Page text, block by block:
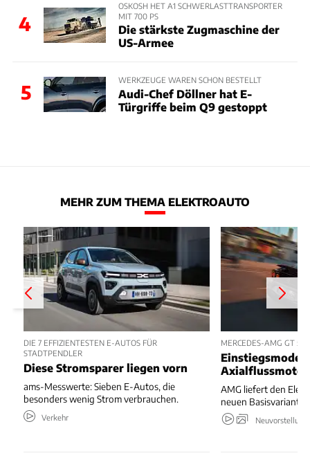
4
OSKOSH HET A1 SCHWERLASTTRANSPORTER
MIT 700 PS
Die stärkste Zugmaschine der
US-Armee
5
WERKZEUGE WAREN SCHON BESTELLT
Audi-Chef Döllner hat E-
Türgriffe beim Q9 gestoppt
MEHR ZUM THEMA ELEKTROAUTO
DIE 7 EFFIZIENTESTEN E-AUTOS FÜR
STADTPENDLER
Diese Stromsparer liegen vorn
ams-Messwerte: Sieben E-Autos, die
besonders wenig Strom verbrauchen.
Verkehr
MERCEDES-AMG GT 53
Einstiegsmodell
AMG liefert den
neuen Basisvariante.